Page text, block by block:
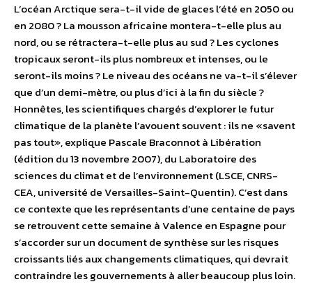
L’océan Arctique sera-t-il vide de glaces l’été en 2050 ou
en 2080 ? La mousson africaine montera-t-elle plus au
nord, ou se rétractera-t-elle plus au sud ? Les cyclones
tropicaux seront-ils plus nombreux et intenses, ou le
seront-ils moins ? Le niveau des océans ne va-t-il s’élever
que d’un demi-mètre, ou plus d’ici à la fin du siècle ?
Honnêtes, les scientifiques chargés d’explorer le futur
climatique de la planète l’avouent souvent : ils ne «savent
pas tout», explique Pascale Braconnot à Libération
(édition du 13 novembre 2007), du Laboratoire des
sciences du climat et de l’environnement (LSCE, CNRS-
CEA, université de Versailles-Saint-Quentin). C’est dans
ce contexte que les représentants d’une centaine de pays
se retrouvent cette semaine à Valence en Espagne pour
s’accorder sur un document de synthèse sur les risques
croissants liés aux changements climatiques, qui devrait
contraindre les gouvernements à aller beaucoup plus loin.